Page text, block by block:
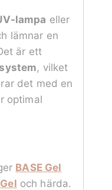
lampa eller
lämnar en
är ett
, vilket
det med en
optimal
BASE Gel
och härda.